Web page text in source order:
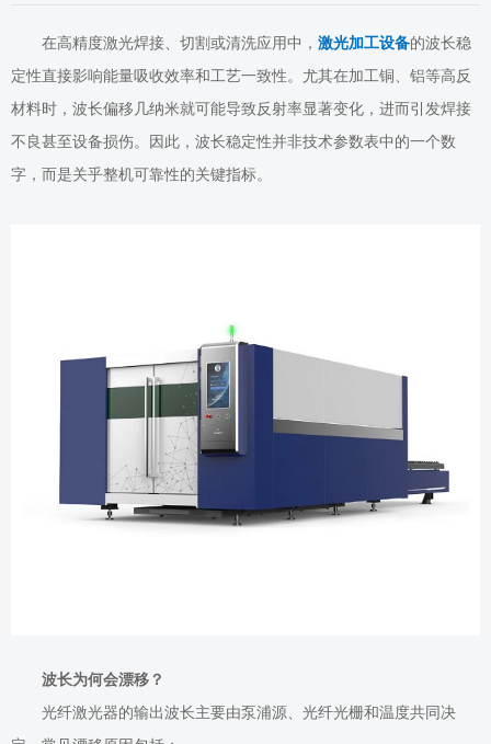
在高精度激光焊接、切割或清洗应用中， 激光加工设备的波长稳
定性直接影响能量吸收效率和工艺一致性。尤其在加工铜、铝等高反
材料时，波长偏移几纳米就可能导致反射率显著变化，进而引发焊接
不良甚至设备损伤。因此，波长稳定性并非技术参数表中的一个数
字，而是关乎整机可靠性的关键指标。
波长为何会漂移？
光纤激光器的输出波长主要由泵浦源、光纤光栅和温度共同决